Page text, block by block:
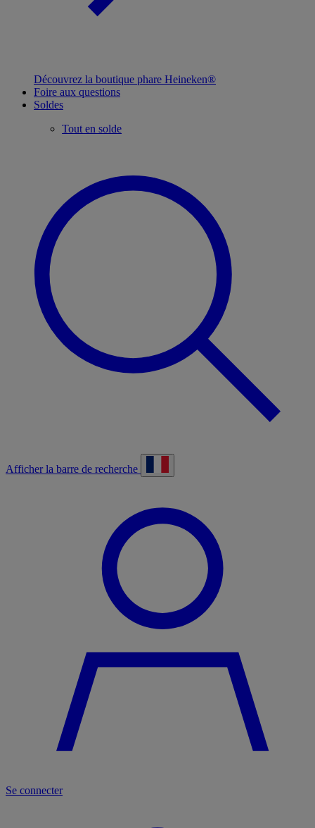
Découvrez la boutique phare Heineken®
Foire aux questions
Soldes
Tout en solde
Afficher la barre de recherche
Se connecter